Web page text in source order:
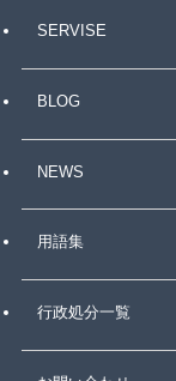
SERVISE
BLOG
NEWS
用語集
行政処分一覧